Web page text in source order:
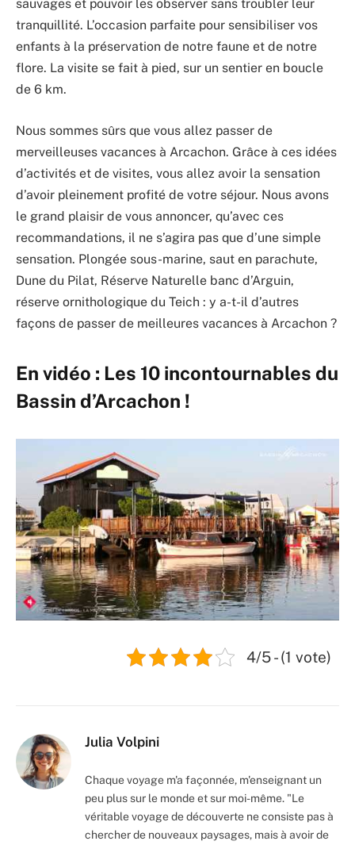
sauvages et pouvoir les observer sans troubler leur
tranquillité. L’occasion parfaite pour sensibiliser vos
enfants à la préservation de notre faune et de notre
flore. La visite se fait à pied, sur un sentier en boucle
de 6 km.
Nous sommes sûrs que vous allez passer de
merveilleuses vacances à Arcachon. Grâce à ces idées
d’activités et de visites, vous allez avoir la sensation
d’avoir pleinement profité de votre séjour. Nous avons
le grand plaisir de vous annoncer, qu’avec ces
recommandations, il ne s’agira pas que d’une simple
sensation. Plongée sous-marine, saut en parachute,
Dune du Pilat, Réserve Naturelle banc d’Arguin,
réserve ornithologique du Teich : y a-t-il d’autres
façons de passer de meilleures vacances à Arcachon ?
En vidéo : Les 10 incontournables du
Bassin d’Arcachon !
4/5 - (1 vote)
Julia Volpini
Chaque voyage m'a façonnée, m'enseignant un
peu plus sur le monde et sur moi-même. "Le
véritable voyage de découverte ne consiste pas à
chercher de nouveaux paysages, mais à avoir de